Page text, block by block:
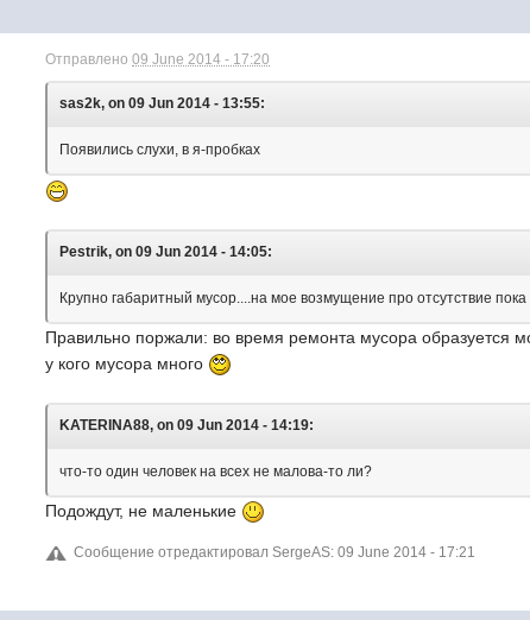
Отправлено09 June 2014 - 17:20
sas2k, on 09 Jun 2014 - 13:55:
Появились слухи, в я-пробках
Pestrik, on 09 Jun 2014 - 14:05:
Крупно габаритный мусор....на мое возмущение про отсутствие пока
Правильно поржали: во время ремонта мусора образуется
у кого мусора много
KATERINA88, on 09 Jun 2014 - 14:19:
что-то один человек на всех не малова-то ли?
Подождут, не маленькие
Сообщение отредактировал SergeAS: 09 June 2014 - 17:21